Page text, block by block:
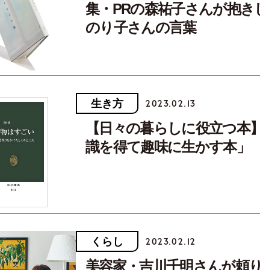
集・PRの森祐子さんが抱
のり子さんの言葉
生き方 2023.02.13
【日々の暮らしに役立つ本
識を得て趣味に生かす本」
くらし 2023.02.12
美容家・吉川千明さんが頼